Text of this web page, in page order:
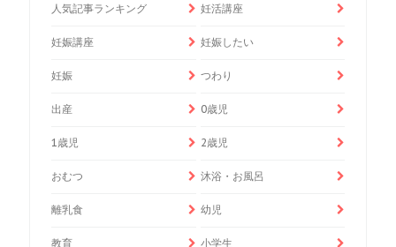
人気記事ランキング 妊活講座
妊娠講座 妊娠したい
妊娠 つわり
出産 0歳児
1歳児 2歳児
おむつ 沐浴・お風呂
離乳食 幼児
教育 小学生